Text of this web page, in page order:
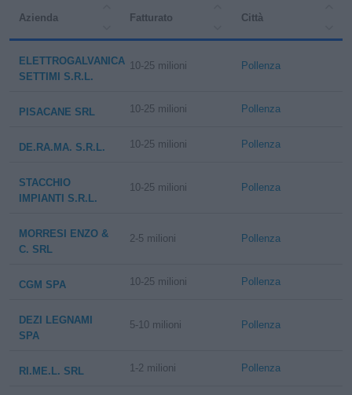
Azienda Fatturato Città
ELETTROGALVANICA
SETTIMI S.R.L.
10-25 milioni Pollenza
PISACANE SRL 10-25 milioni Pollenza
DE.RA.MA. S.R.L. 10-25 milioni Pollenza
STACCHIO
IMPIANTI S.R.L.
10-25 milioni Pollenza
MORRESI ENZO &
C. SRL
2-5 milioni Pollenza
CGM SPA 10-25 milioni Pollenza
DEZI LEGNAMI
SPA
5-10 milioni Pollenza
RI.ME.L. SRL 1-2 milioni Pollenza